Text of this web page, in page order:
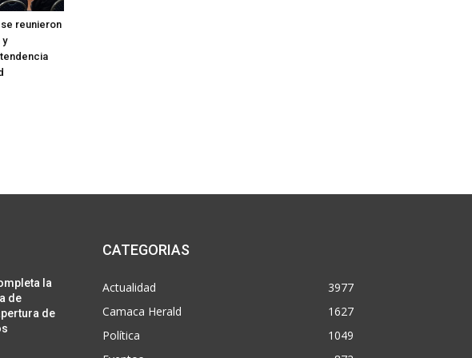
reunieron
y
la
de
de
CATEGORIAS
Actualidad
3977
Camaca Herald
1627
Política
1049